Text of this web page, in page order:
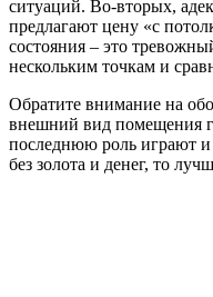
ситуаций. Во-вторых,
предлагают цену «с
состояния – это
нескольким точкам и
Обратите внимание на
внешний вид помещения
последнюю роль играют и
без золота и денег, то